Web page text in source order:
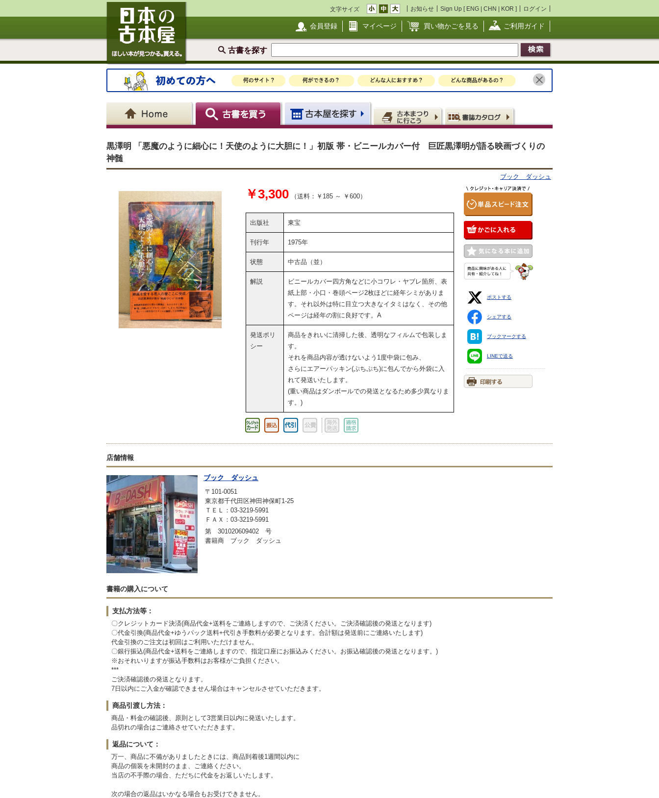
文字サイズ お知らせ Sign Up [ ENG | CHN | KOR ] ログイン
会員登録 マイページ 買い物かごを見る ご利用ガイド
古書を探す
黒澤明 「悪魔のように細心に！天使のように大胆に！」初版 帯・ビニールカバー付 巨匠黒澤明が語る映画づくりの
神髄
ブック ダッシュ
￥3,300 （送料：￥185 ～ ￥600）
出版社 東宝
刊行年 1975年
状態 中古品（並）
解説
ビニールカバー四方角などに小コワレ・ヤブレ箇所、表
紙上部・小口・巻頭ページ2枚ほどに経年シミがありま
す。それ以外は特に目立つ大きなイタミはなく、その他
ページは経年の割に良好です。A
発送ポリ
シー
商品をきれいに清掃した後、透明なフィルムで包装しま
す。
それを商品内容が透けないよう1度中袋に包み、
さらにエアーパッキン(ぷちぷち)に包んでから外袋に入
れて発送いたします。
(重い商品はダンボールでの発送となるため多少異なりま
す。)
ポストする
シェアする
ブックマークする
LINEで送る
店舗情報
ブック ダッシュ
〒101-0051
東京都千代田区神田神保町1-25
ＴＥＬ：03-3219-5991
ＦＡＸ：03-3219-5991
第 301020609402 号
書籍商 ブック ダッシュ
書籍の購入について
支払方法等：
〇クレジットカード決済(商品代金+送料をご連絡しますので、ご決済ください。ご決済確認後の発送となります)
〇代金引換(商品代金+ゆうパック送料+代引き手数料が必要となります。合計額は発送前にご連絡いたします)
代金引換のご注文は初回はご利用いただけません。
〇銀行振込(商品代金+送料をご連絡しますので、指定口座にお振込みください。お振込確認後の発送となります。)
※おそれいりますが振込手数料はお客様がご負担ください。
***
ご決済確認後の発送となります。
7日以内にご入金が確認できません場合はキャンセルさせていただきます。
商品引渡し方法：
商品・料金の確認後、原則として3営業日以内に発送いたします。
品切れの場合はご連絡させていただきます。
返品について：
万一、商品に不備がありましたときには、商品到着後1週間以内に
商品の個装を未開封のまま、ご連絡ください。
当店の不手際の場合、ただちに代金をお返しいたします。
次の場合の返品はいかなる場合もお受けできません。